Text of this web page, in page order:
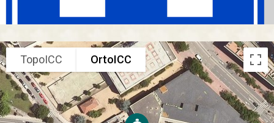
TopoICC OrtoICC